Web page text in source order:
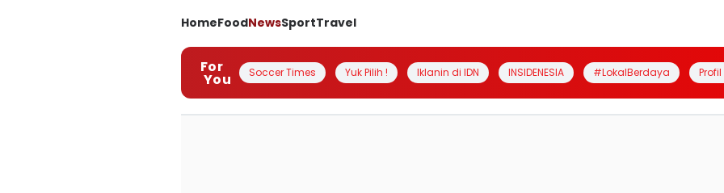
HomeFoodNewsSportTravel
For
You Soccer Times Yuk Pilih ! Iklanin di IDN INSIDENESIA #LokalBerdaya